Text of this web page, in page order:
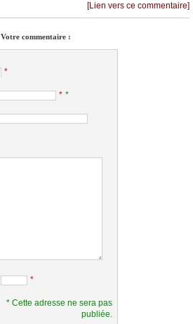
[Lien vers ce commentaire]
Votre commentaire :
*
* *
*
* Cette adresse ne sera pas
publiée.